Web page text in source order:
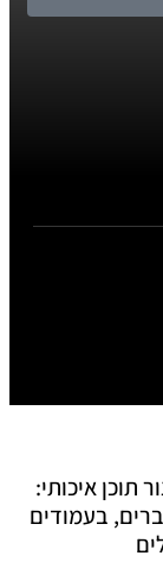
איכותי:
בעמודים